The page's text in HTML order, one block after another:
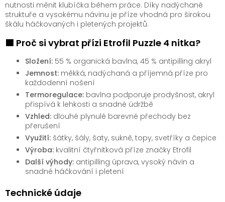
nutnosti měnit klubíčka během práce. Díky nadýchané
struktuře a vysokému návinu je příze vhodná pro širokou
škálu háčkovaných i pletených projektů.
🟩 Proč si vybrat přízi Etrofil Puzzle 4 nitka?
Složení: 55 % organická bavlna, 45 % antipilling akryl
Jemnost: měkká, nadýchaná a příjemná příze pro
každodenní nošení
Termoregulace: bavlna podporuje prodyšnost, akryl
přispívá k lehkosti a snadné údržbě
Vzhled: dlouhé plynulé barevné přechody bez
přerušení
Využití: šátky, šály, šaty, sukně, topy, svetříky a čepice
Výroba: kvalitní čtyřnitková příze značky Etrofil
Další výhody: antipilling úprava, vysoký návin a
snadné háčkování i pletení
Technické údaje